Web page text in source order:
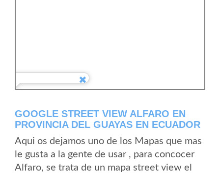
GOOGLE STREET VIEW ALFARO EN
PROVINCIA DEL GUAYAS EN ECUADOR
Aqui os dejamos uno de los Mapas que mas
le gusta a la gente de usar , para concocer
Alfaro, se trata de un mapa street view el